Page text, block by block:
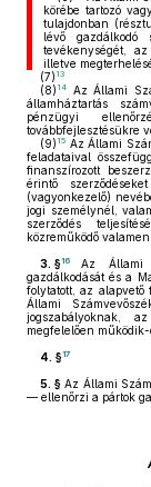
körébe tartozó
tulajdonban
lévő gazdálkodó
tevékenységét,
illetve
(7) 13
(8) 14
Az Állami
államháztartás
pénzügyi
továbbfejlesztésükre
(9) 15 Az Állami
feladataival
finanszírozott
érintő
(vagyonkezelő)
jogi személynél,
szerződés
közreműködő
3. §16
Az Állami
gazdálkodását és a
folytatott, az alapvető
Állami
jogszabályoknak,
megfelelően működik-
4. §17
5. § Az Állami
— ellenőrzi a pártok